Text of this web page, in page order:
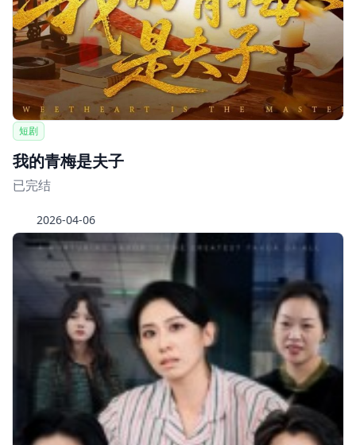
短剧
我的青梅是夫子
已完结
2026-04-06